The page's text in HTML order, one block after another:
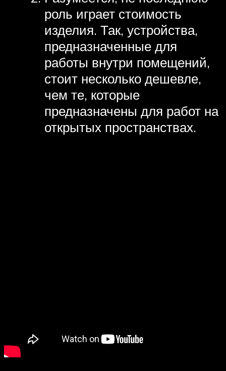
роль играет стоимость
изделия. Так, устройства,
предназначенные для
работы внутри помещений,
стоит несколько дешевле,
чем те, которые
предназначены для работ на
открытых пространствах.